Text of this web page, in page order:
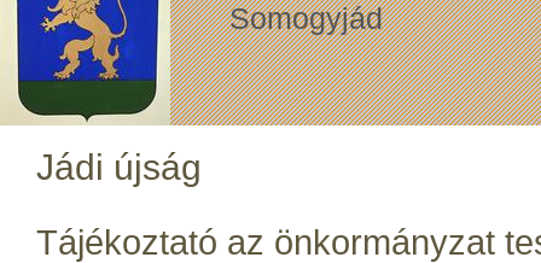
Somogyjád
Jádi újság
Tájékoztató az önkormányzat